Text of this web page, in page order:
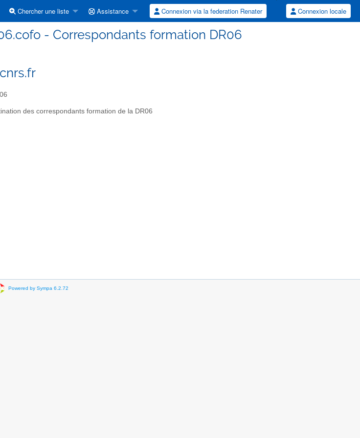
Chercher une liste Assistance Connexion via la federation Renater Connexion locale
- Correspondants formation DR06
des correspondants formation de la DR06
Powered by Sympa 6.2.72